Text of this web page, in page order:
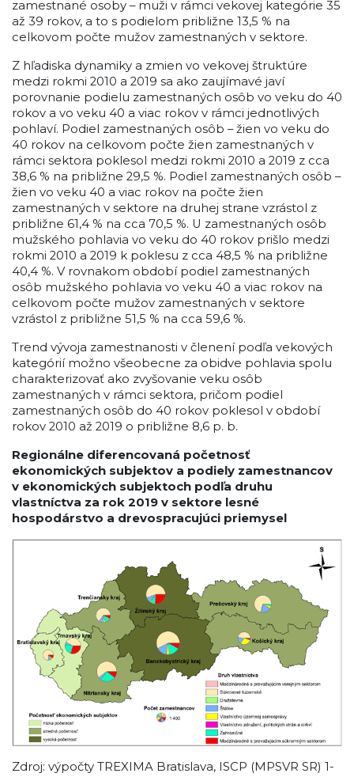
zamestnané osoby – muži v rámci vekovej kategórie 35
až 39 rokov, a to s podielom približne 13,5 % na
celkovom počte mužov zamestnaných v sektore.
Z hľadiska dynamiky a zmien vo vekovej štruktúre
medzi rokmi 2010 a 2019 sa ako zaujímavé javí
porovnanie podielu zamestnaných osôb vo veku do 40
rokov a vo veku 40 a viac rokov v rámci jednotlivých
pohlaví. Podiel zamestnaných osôb – žien vo veku do
40 rokov na celkovom počte žien zamestnaných v
rámci sektora poklesol medzi rokmi 2010 a 2019 z cca
38,6 % na približne 29,5 %. Podiel zamestnaných osôb –
žien vo veku 40 a viac rokov na počte žien
zamestnaných v sektore na druhej strane vzrástol z
približne 61,4 % na cca 70,5 %. U zamestnaných osôb
mužského pohlavia vo veku do 40 rokov prišlo medzi
rokmi 2010 a 2019 k poklesu z cca 48,5 % na približne
40,4 %. V rovnakom období podiel zamestnaných
osôb mužského pohlavia vo veku 40 a viac rokov na
celkovom počte mužov zamestnaných v sektore
vzrástol z približne 51,5 % na cca 59,6 %.
Trend vývoja zamestnanosti v členení podľa vekových
kategórií možno všeobecne za obidve pohlavia spolu
charakterizovať ako zvyšovanie veku osôb
zamestnaných v rámci sektora, pričom podiel
zamestnaných osôb do 40 rokov poklesol v období
rokov 2010 až 2019 o približne 8,6 p. b.
Regionálne diferencovaná početnosť
ekonomických subjektov a podiely zamestnancov
v ekonomických subjektoch podľa druhu
vlastníctva za rok 2019 v sektore lesné
hospodárstvo a drevospracujúci priemysel
Zdroj: výpočty TREXIMA Bratislava, ISCP (MPSVR SR) 1-